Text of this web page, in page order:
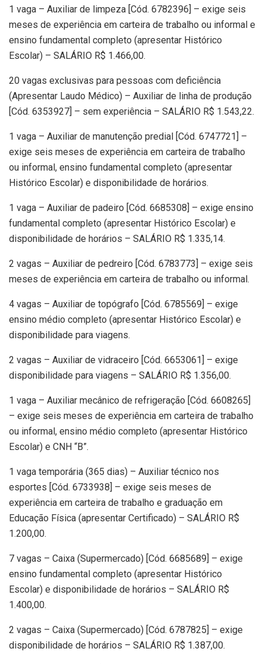
1 vaga – Auxiliar de limpeza [Cód. 6782396] – exige seis
meses de experiência em carteira de trabalho ou informal e
ensino fundamental completo (apresentar Histórico
Escolar) – SALÁRIO R$ 1.466,00.
20 vagas exclusivas para pessoas com deficiência
(Apresentar Laudo Médico) – Auxiliar de linha de produção
[Cód. 6353927] – sem experiência – SALÁRIO R$ 1.543,22.
1 vaga – Auxiliar de manutenção predial [Cód. 6747721] –
exige seis meses de experiência em carteira de trabalho
ou informal, ensino fundamental completo (apresentar
Histórico Escolar) e disponibilidade de horários.
1 vaga – Auxiliar de padeiro [Cód. 6685308] – exige ensino
fundamental completo (apresentar Histórico Escolar) e
disponibilidade de horários – SALÁRIO R$ 1.335,14.
2 vagas – Auxiliar de pedreiro [Cód. 6783773] – exige seis
meses de experiência em carteira de trabalho ou informal.
4 vagas – Auxiliar de topógrafo [Cód. 6785569] – exige
ensino médio completo (apresentar Histórico Escolar) e
disponibilidade para viagens.
2 vagas – Auxiliar de vidraceiro [Cód. 6653061] – exige
disponibilidade para viagens – SALÁRIO R$ 1.356,00.
1 vaga – Auxiliar mecânico de refrigeração [Cód. 6608265]
– exige seis meses de experiência em carteira de trabalho
ou informal, ensino médio completo (apresentar Histórico
Escolar) e CNH “B”.
1 vaga temporária (365 dias) – Auxiliar técnico nos
esportes [Cód. 6733938] – exige seis meses de
experiência em carteira de trabalho e graduação em
Educação Física (apresentar Certificado) – SALÁRIO R$
1.200,00.
7 vagas – Caixa (Supermercado) [Cód. 6685689] – exige
ensino fundamental completo (apresentar Histórico
Escolar) e disponibilidade de horários – SALÁRIO R$
1.400,00.
2 vagas – Caixa (Supermercado) [Cód. 6787825] – exige
disponibilidade de horários – SALÁRIO R$ 1.387,00.